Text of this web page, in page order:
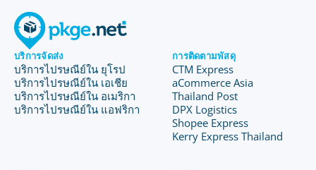
บริการจัดส่ง
บริการไปรษณีย์ใน ยุโรป
บริการไปรษณีย์ใน เอเชีย
บริการไปรษณีย์ใน อเมริกา
บริการไปรษณีย์ใน แอฟริกา
การติดตามพัสดุ
CTM Express
aCommerce Asia
Thailand Post
DPX Logistics
Shopee Express
Kerry Express Thailand